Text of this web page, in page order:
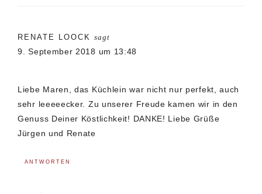
RENATE LOOCK sagt
9. September 2018 um 13:48
Liebe Maren, das Küchlein war nicht nur perfekt, auch
sehr leeeeecker. Zu unserer Freude kamen wir in den
Genuss Deiner Köstlichkeit! DANKE! Liebe Grüße
Jürgen und Renate
ANTWORTEN